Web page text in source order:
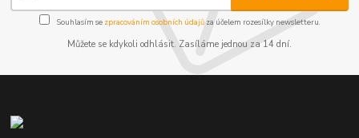
Souhlasím se zpracováním osobních údajůza účelem rozesílky newsletteru.
Můžete se kdykoli odhlásit. Zasíláme jednou za 14 dní.